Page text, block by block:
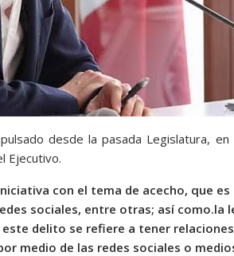
desde la pasada Legislatura,
Ejecutivo.
con el tema de acecho, que
sociales, entre otras; así como.la
delito se refiere a tener
medio de las redes sociales o